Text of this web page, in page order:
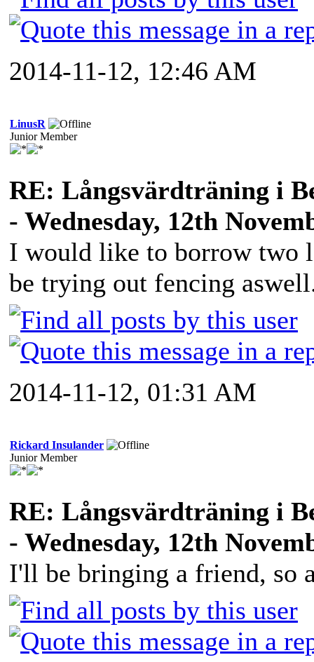
2014-11-12, 12:46 AM
LinusR
Junior Member
RE: Långsvärdträning i
- Wednesday, 12th
I would like to borrow two
be trying out fencing
2014-11-12, 01:31 AM
Rickard Insulander
Junior Member
RE: Långsvärdträning i
- Wednesday, 12th
I'll be bringing a friend, so